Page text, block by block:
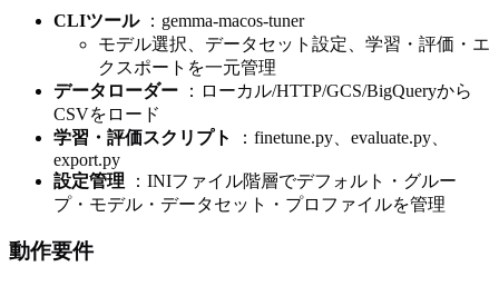
CLIツール：gemma-macos-tuner
モデル選択、データセット設定、学習・評価・エ
クスポートを一元管理
データローダー ：ローカル/HTTP/GCS/BigQueryから
CSVをロード
学習・評価スクリプト
：finetune.py、evaluate.py、
export.py
設定管理 ：INIファイル階層でデフォルト・グルー
プ・モデル・データセット・プロファイルを管理
動作要件